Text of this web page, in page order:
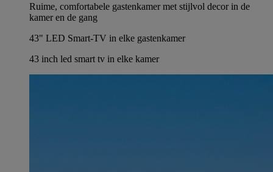
Ruime, comfortabele gastenkamer met stijlvol decor in de
kamer en de gang
43" LED Smart-TV in elke gastenkamer
43 inch led smart tv in elke kamer